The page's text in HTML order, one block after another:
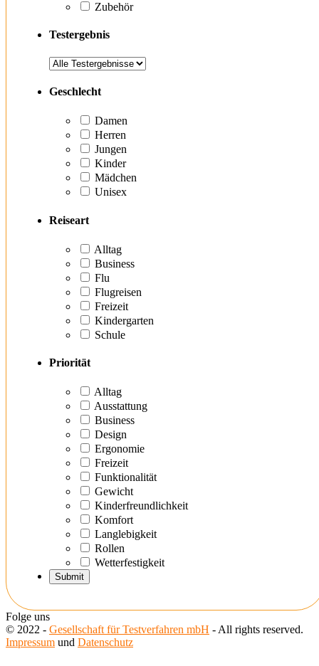
Zubehör
Testergebnis
Geschlecht
Damen
Herren
Jungen
Kinder
Mädchen
Unisex
Reiseart
Alltag
Business
Flu
Flugreisen
Freizeit
Kindergarten
Schule
Priorität
Alltag
Ausstattung
Business
Design
Ergonomie
Freizeit
Funktionalität
Gewicht
Kinderfreundlichkeit
Komfort
Langlebigkeit
Rollen
Wetterfestigkeit
Folge uns
© 2022 - Gesellschaft für Testverfahren mbH - All rights reserved.
Impressum und Datenschutz